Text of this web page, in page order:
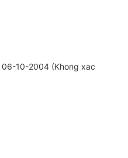
06-10-2004 (Khong xac